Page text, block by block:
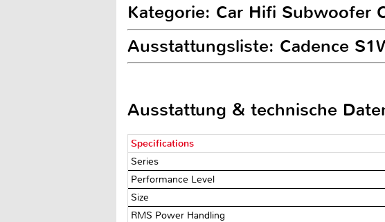
Kategorie: Car Hifi Subwoofer
Ausstattungsliste: Cadence
Ausstattung & technische
Specifications
Series
Performance Level
Size
RMS Power Handling